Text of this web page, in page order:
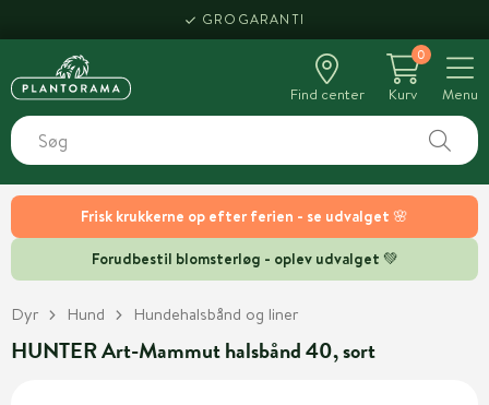
Frisk krukkerne op efter ferien - se udvalget 🌸
Forudbestil blomsterløg - oplev udvalget 💚
GROGARANTI
Find center
0
Kurv
Menu
Dyr Hund Hundehalsbånd og liner
HUNTER Art-Mammut halsbånd 40, sort